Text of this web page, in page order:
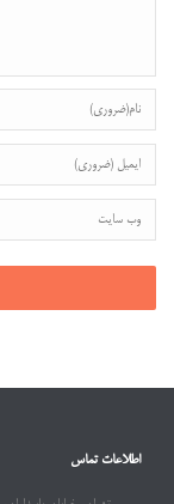
اطلاعات تماس